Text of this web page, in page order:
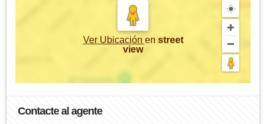
Ver Ubicación en street
view
Contacte al agente